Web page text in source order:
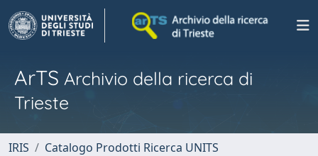
ArTS Archivio della ricerca di
Trieste
IRIS
Catalogo Prodotti Ricerca UNITS